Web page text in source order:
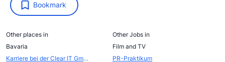
Bookmark
Other places in
Bavaria
Karriere bei der Clear IT GmbH
Other Jobs in
Film and TV
PR-Praktikum